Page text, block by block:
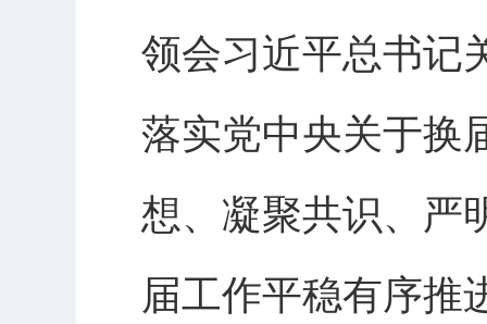
领会习近平总书记
落实党中央关于换
想、凝聚共识、严
届工作平稳有序推